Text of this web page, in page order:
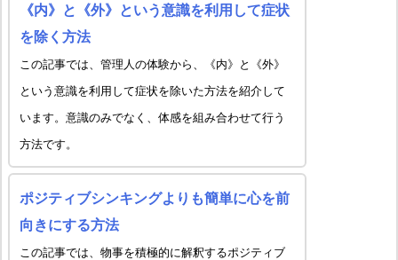
《内》と《外》という意識を利用して症状
を除く方法
この記事では、管理人の体験から、《内》と《外》
という意識を利用して症状を除いた方法を紹介して
います。意識のみでなく、体感を組み合わせて行う
方法です。
ポジティブシンキングよりも簡単に心を前
向きにする方法
この記事では、物事を積極的に解釈するポジティブ